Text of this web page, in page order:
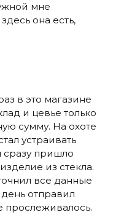
мне
она есть,
в это магазине
и цевье только
сумму. На охоте
устраивать
сразу пришло
из стекла.
все данные
отправил
прослеживалось.